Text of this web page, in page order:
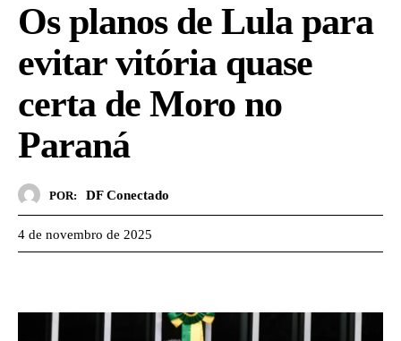
Os planos de Lula para
evitar vitória quase
certa de Moro no
Paraná
POR: DF Conectado
4 de novembro de 2025